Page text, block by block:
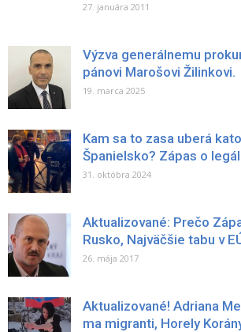
27. januára 2011
Výzva generálnemu
pánovi Marošovi Žilinkovi.
19. marca 2025
Kam sa to zasa uberá
Španielsko? Zápas o
31. októbra 2024
Aktualizované: Prečo
Rusko, Najväčšie tabu v
26. mája 2017
Aktualizované! Adriana
ma migranti, Horely